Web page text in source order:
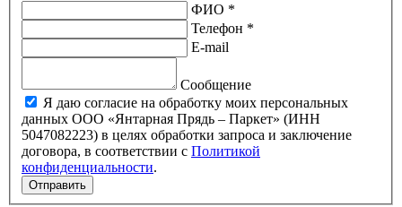
ФИО *
Телефон *
E-mail
Сообщение
Я даю согласие на обработку моих персональных
данных ООО «Янтарная Прядь – Паркет» (ИНН
5047082223) в целях обработки запроса и заключение
договора, в соответствии с Политикой
конфиденциальности.
Отправить